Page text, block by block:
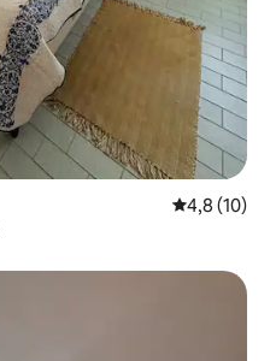
4,8 de uma
4,8 (10)